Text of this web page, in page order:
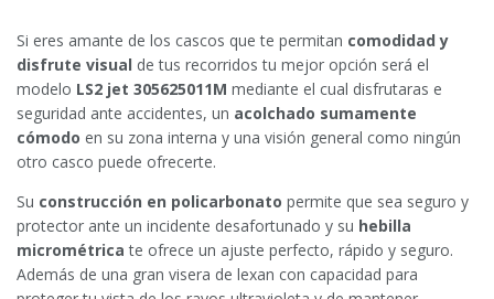
Si eres amante de los cascos que te permitan comodidad y
disfrute visual de tus recorridos tu mejor opción será el
modelo LS2 jet 305625011M mediante el cual disfrutaras e
seguridad ante accidentes, un acolchado sumamente
cómodo en su zona interna y una visión general como ningún
otro casco puede ofrecerte.
Su construcción en policarbonato permite que sea seguro y
protector ante un incidente desafortunado y su hebilla
micrométrica te ofrece un ajuste perfecto, rápido y seguro.
Además de una gran visera de lexan con capacidad para